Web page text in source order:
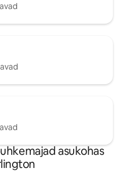
asukohas